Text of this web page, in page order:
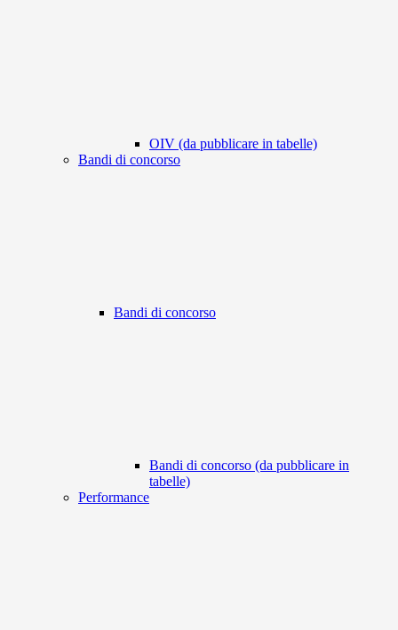
OIV (da pubblicare in tabelle)
Bandi di concorso
Bandi di concorso
Bandi di concorso (da pubblicare in
tabelle)
Performance